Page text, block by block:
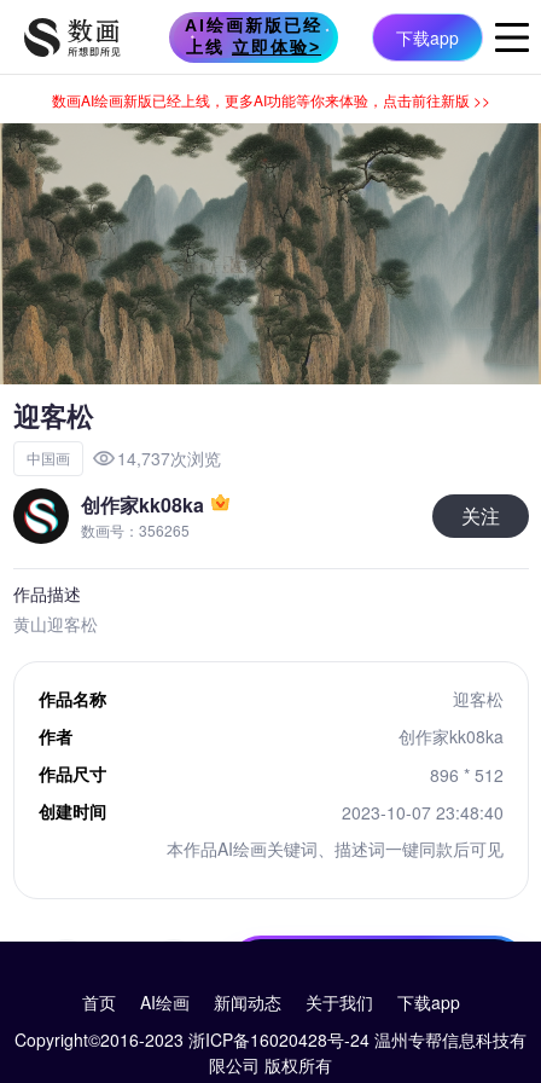
迎客松
中国画 14,737次浏览
创作家kk08ka
数画号：356265 关注
作品描述
黄山迎客松
作品名称
迎客松
作者
创作家kk08ka
作品尺寸
896 * 512
创建时间
2023-10-07 23:48:40
本作品AI绘画关键词、描述词一键同款后可见